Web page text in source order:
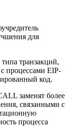
для
транзакций,
процессами EIP-
код.
заменят более
связанными с
процесса